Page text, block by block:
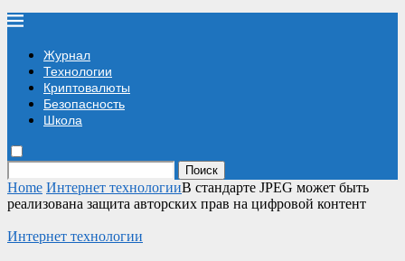
Журнал
Технологии
Криптовалюты
Безопасность
Школа
Поиск
Home Интернет технологииВ стандарте JPEG может быть
реализована защита авторских прав на цифровой контент
Интернет технологии